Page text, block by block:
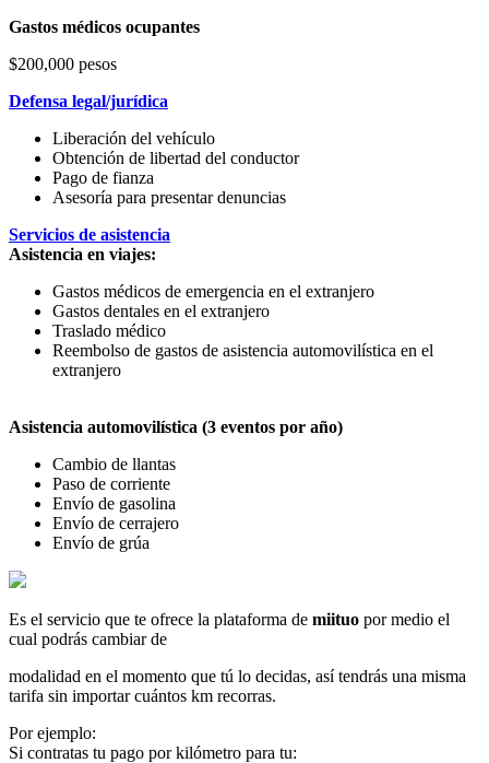
Gastos médicos ocupantes
$200,000 pesos
Defensa legal/jurídica
Liberación del vehículo
Obtención de libertad del conductor
Pago de fianza
Asesoría para presentar denuncias
Servicios de asistencia
Asistencia en viajes:
Gastos médicos de emergencia en el extranjero
Gastos dentales en el extranjero
Traslado médico
Reembolso de gastos de asistencia automovilística en el
extranjero
Asistencia automovilística (3 eventos por año)
Cambio de llantas
Paso de corriente
Envío de gasolina
Envío de cerrajero
Envío de grúa
Es el servicio que te ofrece la plataforma de miituo por medio el
cual podrás cambiar de
modalidad en el momento que tú lo decidas, así tendrás una misma
tarifa sin importar cuántos km recorras.
Por ejemplo:
Si contratas tu pago por kilómetro para tu: